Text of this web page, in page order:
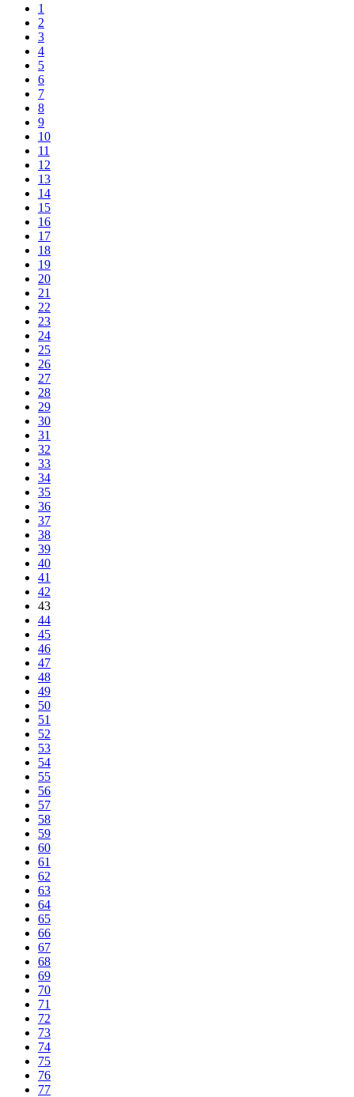
1
2
3
4
5
6
7
8
9
10
11
12
13
14
15
16
17
18
19
20
21
22
23
24
25
26
27
28
29
30
31
32
33
34
35
36
37
38
39
40
41
42
43
44
45
46
47
48
49
50
51
52
53
54
55
56
57
58
59
60
61
62
63
64
65
66
67
68
69
70
71
72
73
74
75
76
77